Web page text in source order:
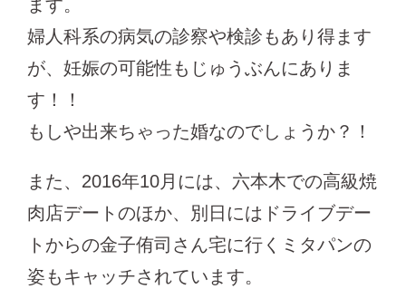
ます。
婦人科系の病気の診察や検診もあり得ます
が、妊娠の可能性もじゅうぶんにありま
す！！
もしや出来ちゃった婚なのでしょうか？！
また、2016年10月には、六本木での高級焼
肉店デートのほか、別日にはドライブデー
トからの金子侑司さん宅に行くミタパンの
姿もキャッチされています。